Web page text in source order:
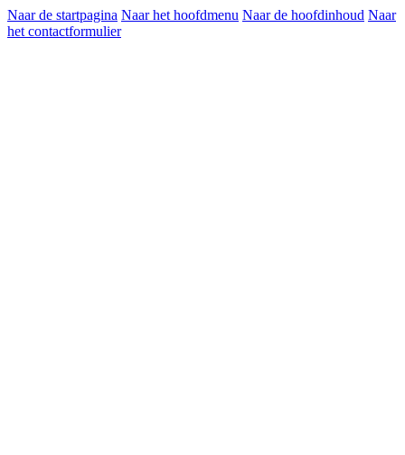
Naar de startpagina Naar het hoofdmenu Naar de hoofdinhoud Naar
het contactformulier